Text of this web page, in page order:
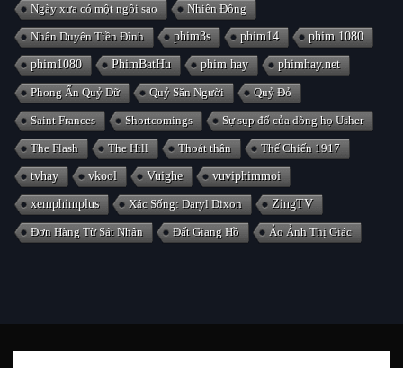
Ngày xưa có một ngôi sao Nhiên Đông
Nhân Duyên Tiền Đình phim3s phim14 phim 1080
phim1080 PhimBatHu phim hay phimhay.net
Phong Ấn Quỷ Dữ Quỷ Săn Người Quỷ Đỏ
Saint Frances Shortcomings Sự sụp đổ của dòng họ Usher
The Flash The Hill Thoát thân Thế Chiến 1917
tvhay vkool Vuighe vuviphimmoi
xemphimplus Xác Sống: Daryl Dixon ZingTV
Đơn Hàng Từ Sát Nhân Đất Giang Hồ Ảo Ảnh Thị Giác